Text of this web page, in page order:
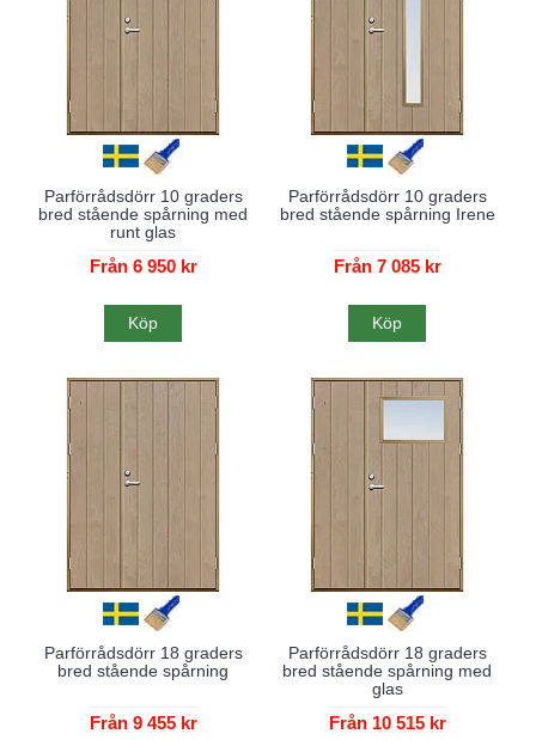
Parförrådsdörr 10 graders
bred stående spårning med
runt glas
Från 6 950 kr
Köp
Parförrådsdörr 10 graders
bred stående spårning Irene
Från 7 085 kr
Köp
Parförrådsdörr 18 graders
bred stående spårning
Från 9 455 kr
Parförrådsdörr 18 graders
bred stående spårning med
glas
Från 10 515 kr